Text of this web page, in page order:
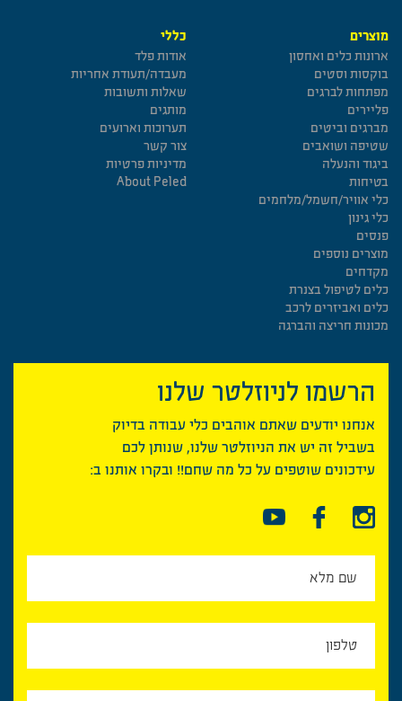
מוצרים
ארונות כלים ואחסון
בוקסות וסטים
מפתחות לברגים
פליירים
מברגים וביטים
שטיפה ושואבים
ביגוד והנעלה
בטיחות
כלי אוויר/חשמל/מלחמים
כלי גינון
פנסים
מוצרים נוספים
מקדחים
כלים לטיפול בצנרת
כלים ואביזרים לרכב
מכונות חריצה והברגה
כללי
אודות פלד
מעבדה/תעודת אחריות
שאלות ותשובות
מותגים
תערוכות וארועים
צור קשר
מדיניות פרטיות
About Peled
הרשמו לניוזלטר שלנו
אנחנו יודעים שאתם אוהבים כלי עבודה בדיוק
בשביל זה יש את הניוזלטר שלנו, שנותן לכם
עידכונים שוטפים על כל מה שחם!! ובקרו אותנו ב: